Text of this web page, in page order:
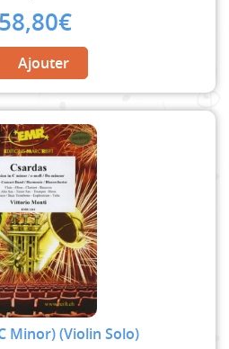
€
Ajouter
Minor) (Violin Solo)